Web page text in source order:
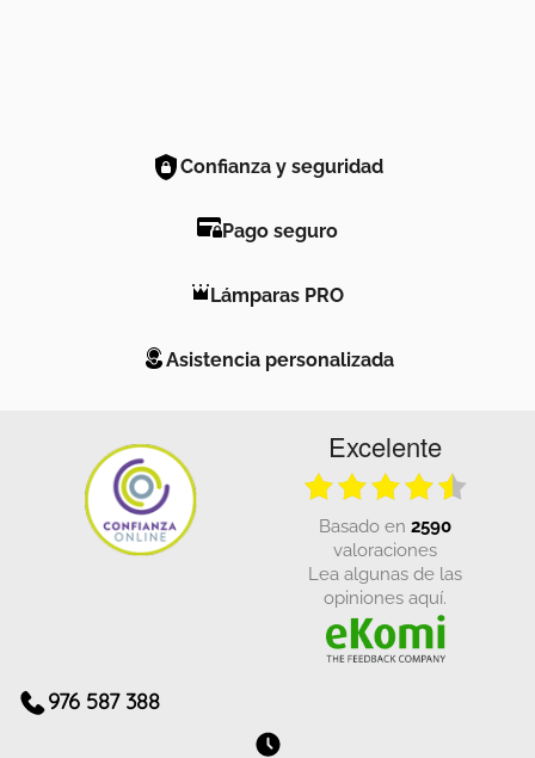
Confianza y seguridad
Pago seguro
Lámparas PRO
Asistencia personalizada
Excelente
basado en 2590
valoraciones
Lea algunas de las
opiniones aquí.
976 587 388